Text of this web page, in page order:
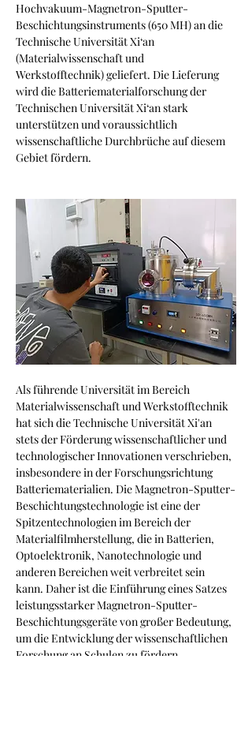
Hochvakuum-Magnetron-Sputter-
Beschichtungsinstruments (650 MH) an die
Technische Universität Xi‘an
(Materialwissenschaft und
Werkstofftechnik) geliefert. Die Lieferung
wird die Batteriematerialforschung der
Technischen Universität Xi‘an stark
unterstützen und voraussichtlich
wissenschaftliche Durchbrüche auf diesem
Gebiet fördern.
Als führende Universität im Bereich
Materialwissenschaft und Werkstofftechnik
hat sich die Technische Universität Xi'an
stets der Förderung wissenschaftlicher und
technologischer Innovationen verschrieben,
insbesondere in der Forschungsrichtung
Batteriematerialien. Die Magnetron-Sputter-
Beschichtungstechnologie ist eine der
Spitzentechnologien im Bereich der
Materialfilmherstellung, die in Batterien,
Optoelektronik, Nanotechnologie und
anderen Bereichen weit verbreitet sein
kann. Daher ist die Einführung eines Satzes
leistungsstarker Magnetron-Sputter-
Beschichtungsgeräte von großer Bedeutung,
um die Entwicklung der wissenschaftlichen
Forschung an Schulen zu fördern.